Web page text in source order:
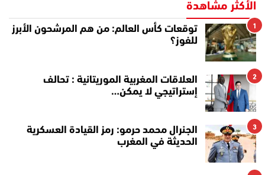
الأكثر مشاهدة
1
توقعات كأس العالم: من هم المرشحون الأبرز
للفوز؟
2
العلاقات المغربية الموريتانية : تحالف
إستراتيجي لا يمكن…
3
الجنرال محمد حرمو: رمز القيادة العسكرية
الحديثة في المغرب